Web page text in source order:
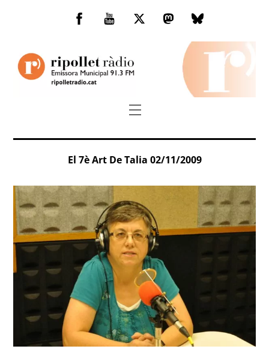
Facebook
You
TwitterMastodonBluesky
Menu
El 7è Art De Talia 02/11/2009